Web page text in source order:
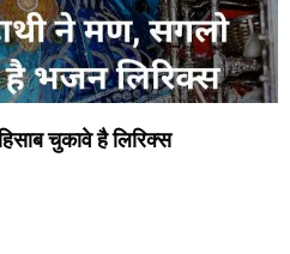
चुकावे है लिरिक्स